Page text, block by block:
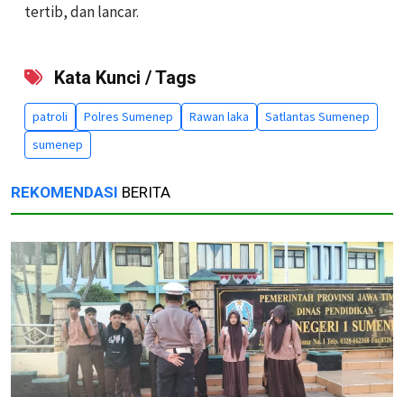
tertib, dan lancar.
Kata Kunci / Tags
patroli Polres Sumenep Rawan laka
Satlantas Sumenep
sumenep
REKOMENDASI BERITA